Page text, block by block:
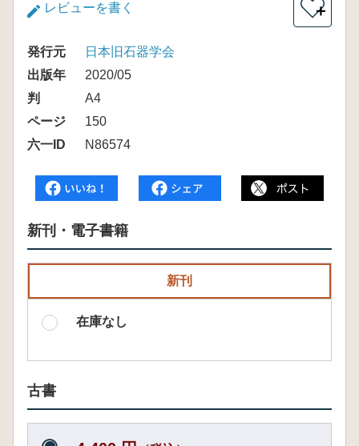
レビューを書く ＋
発行元
日本旧石器学会
出版年
2020/05
判
A4
ページ
150
六一ID
N86574
新刊・電子書籍
新刊
在庫なし
古書